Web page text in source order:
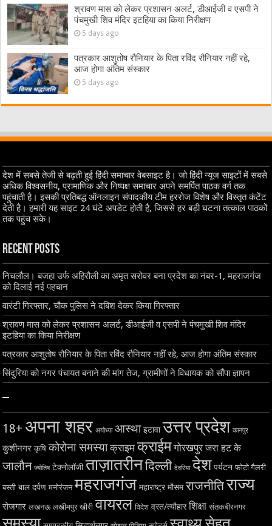
श्रावण मास को लेकर प्रशासन अलर्ट, डीआईजी व एसपी ने
पंचमुखी शिव मंदिर इटहिया का किया निरीक्षण
5 days ago
पत्रकार आशुतोष रौनियार के पिता रविंद रौनियार नहीं रहे,
आज होगा अंतिम संस्कार
5 days ago
देश में सबसे तेजी से बढ़ती हुई हिंदी समाचार वेबसाइट है। जो हिंदी न्यूज साइटों में सबसे
अधिक विश्वसनीय, प्रामाणिक और निष्पक्ष समाचार अपने समर्पित पाठक वर्ग तक
पहुंचाती है। इसकी प्रतिबद्ध ऑनलाइन संपादकीय टीम हररोज विशेष और विस्तृत कंटेंट
देती है। हमारी यह साइट 24 घंटे अपडेट होती है, जिससे हर बड़ी घटना तत्काल पाठकों
तक पहुंच सके।
Recent Posts
निचलौल। बजहा उर्फ अहिरौली का अमृत सरोवर बना प्रदेश का नंबर-1, महराजगंज
को दिलाई नई पहचान
वारंटी गिरफ्तार, चौक पुलिस ने दबिश देकर किया गिरफ्तार
श्रावण मास को लेकर प्रशासन अलर्ट, डीआईजी व एसपी ने पंचमुखी शिव मंदिर
इटहिया का किया निरीक्षण
पत्रकार आशुतोष रौनियार के पिता रविंद रौनियार नहीं रहे, आज होगा अंतिम संस्कार
सिंदुरिया को नगर पंचायत बनाने की मांग तेज, ग्रामीणों ने विधायक को सौंपा ज्ञापन
–
18+ अपना शहर अयोध्या आस्था इटावा उत्तर प्रदेश कानपुर
कुशीनगर कृषि कोरोना समस्या क्राइम क्राईम गोरखपुर जरा हट के
जालौन ज्योतिष टेक्नोलॉजी ताज़ातरीनदिल्ली देवरिया देश पर्यटन फोटो गैलरी
बस्ती बाल दर्पण मनोरंजन महराजगंज महाराष्ट्र मौसम राजनीतिराज्य
रोजगार लखनऊ लखीमपुर खीरी वायरल विदेश व्रत/त्यौहार शिक्षा संतकबीरनगर